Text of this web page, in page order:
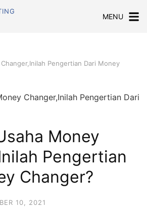
MENU
Pengertian Dari Money
Money
Pengertian
Changer?
10, 2021